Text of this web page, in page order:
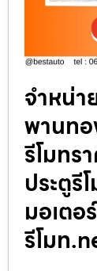
จำหน่า
พานทอ
รีโมทร
ประตูรี
มอเตอ
รีโมท